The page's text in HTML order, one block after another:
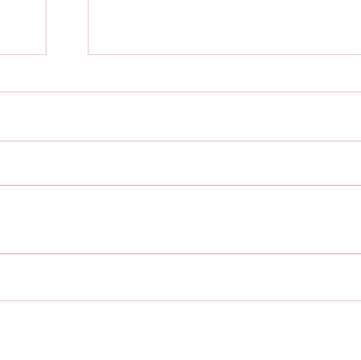
Masa Restaurant istinye